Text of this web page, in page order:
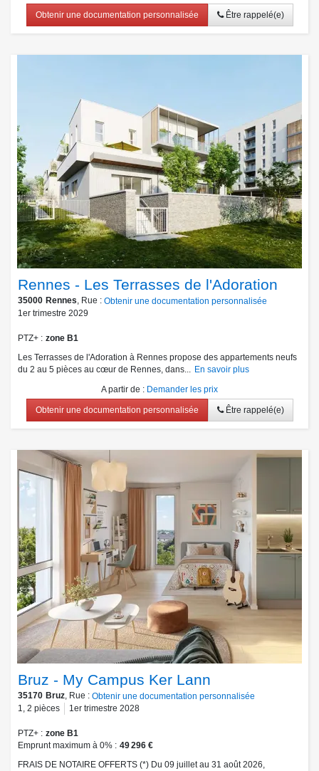
Obtenir une documentation personnalisée Être rappelé(e)
Rennes - Les Terrasses de l'Adoration
35000 Rennes, Rue : Obtenir une documentation personnalisée
1er trimestre 2029
PTZ+
zone B1
Les Terrasses de l'Adoration à Rennes propose des appartements neufs
du 2 au 5 pièces au cœur de Rennes, dans... En savoir plus
A partir de : Demander les prix
Obtenir une documentation personnalisée Être rappelé(e)
Bruz - My Campus Ker Lann
35170 Bruz, Rue : Obtenir une documentation personnalisée
1, 2 pièces 1er trimestre 2028
PTZ+
zone B1
Emprunt maximum à 0%
49 296 €
FRAIS DE NOTAIRE OFFERTS (*) Du 09 juillet au 31 août 2026,